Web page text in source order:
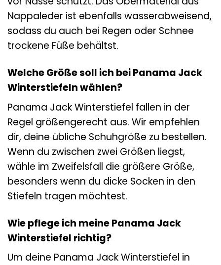
Nappaleder ist ebenfalls wasserabweisend,
sodass du auch bei Regen oder Schnee
trockene Füße behältst.
Welche Größe soll ich bei Panama Jack
Winterstiefeln wählen?
Panama Jack Winterstiefel fallen in der
Regel größengerecht aus. Wir empfehlen
dir, deine übliche Schuhgröße zu bestellen.
Wenn du zwischen zwei Größen liegst,
wähle im Zweifelsfall die größere Größe,
besonders wenn du dicke Socken in den
Stiefeln tragen möchtest.
Wie pflege ich meine Panama Jack
Winterstiefel richtig?
Um deine Panama Jack Winterstiefel in